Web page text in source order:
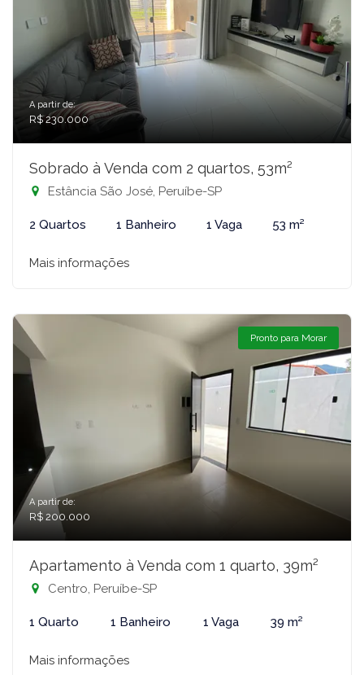
A partir de:
R$ 230.000
Sobrado à Venda com 2 quartos, 53m²
Estância São José, Peruíbe-SP
2 Quartos 1 Banheiro 1 Vaga 53 m²
Mais informações
Pronto para Morar
A partir de:
R$ 200.000
Apartamento à Venda com 1 quarto, 39m²
Centro, Peruíbe-SP
1 Quarto 1 Banheiro 1 Vaga 39 m²
Mais informações